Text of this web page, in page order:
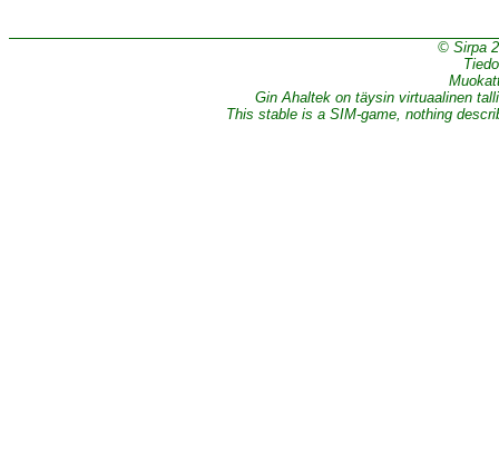
© Sirpa
Gin Ahaltek on täysin virtuaalinen
This stable is a SIM-game, nothing